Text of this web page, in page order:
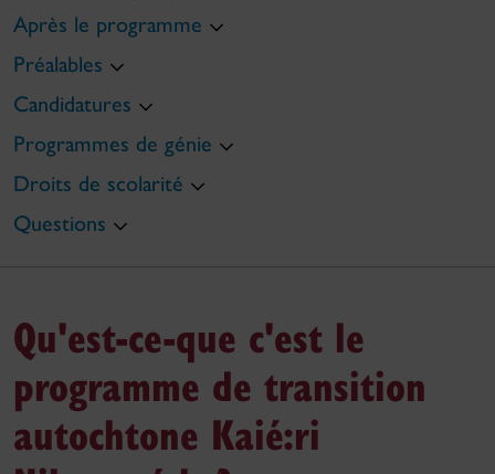
Après le programme
Préalables
Candidatures
Programmes de génie
Droits de scolarité
Questions
Qu'est-ce-que c'est le
programme de transition
autochtone Kaié:ri